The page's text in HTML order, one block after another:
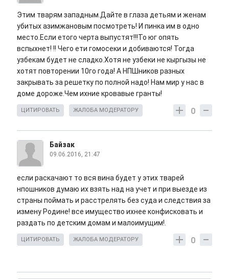
Этим тварям западным.Дайте в глаза детьям и женам
убитых азимжановым посмотреть! И пинка им в одно
место.Если етого черта выпустят!!!То юг опять
вспыхнет! !! Чего ети гомосеки и добиваются! Тогда
узбекам будет не сладко.Хотя не узбеки не кыргызы не
хотят повторении 10го года! А НПШников разных
закрывать за решетку по полной надо! Нам мир у нас в
доме дороже.Чем ихние кровавые гранты!
0
ЦИТИРОВАТЬ ЖАЛОБА МОДЕРАТОРУ
Байзак
09.06.2016, 21:47
если раскачают то вся вина будет у этих тварей
нпошников думаю их взять над на учет и при выезде из
страны поймать и расстрелять без суда и следствия за
измену Родине! все имущество ихнее конфисковать и
раздать по детским домам и малоимущим!.
0
ЦИТИРОВАТЬ ЖАЛОБА МОДЕРАТОРУ